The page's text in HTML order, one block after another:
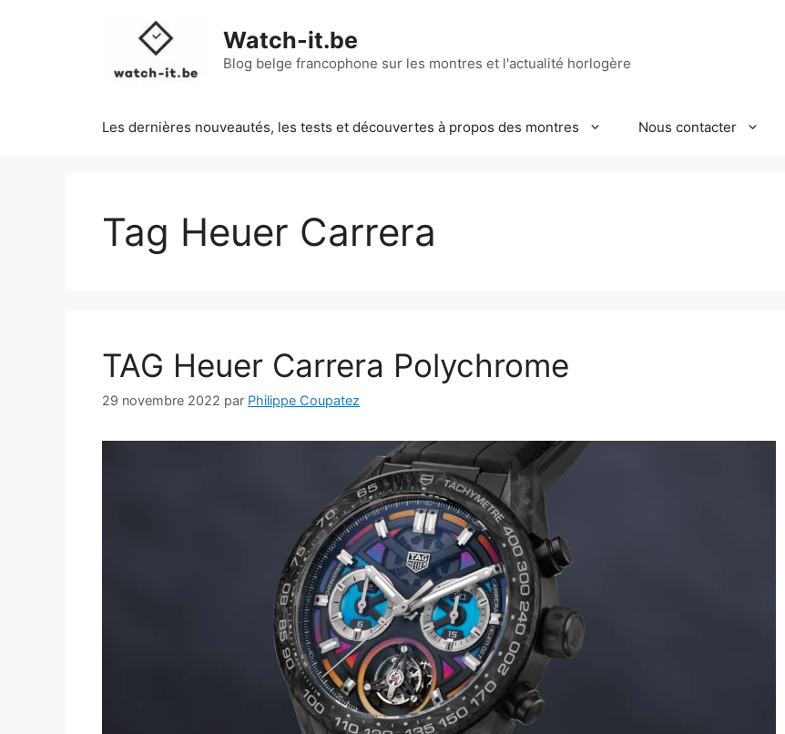
Watch-it.be
Blog belge francophone sur les montres et l'actualité horlogère
Les dernières nouveautés, les tests et découvertes à propos des montres Nous contacter
Tag Heuer Carrera
TAG Heuer Carrera Polychrome
29 novembre 2022 par Philippe Coupatez